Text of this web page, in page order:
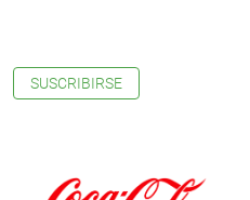
SUSCRIBIRSE